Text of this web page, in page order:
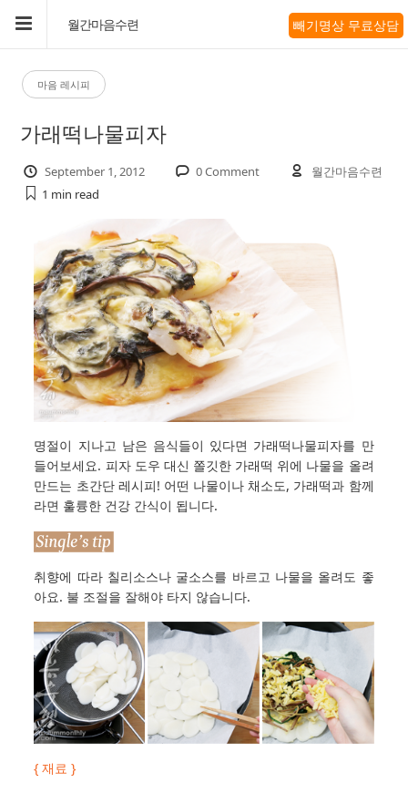
월간마음수련 빼기명상 무료상담
마음 레시피
가래떡나물피자
September 1, 2012 0 Comment
월간마음수련
1 min read
명절이 지나고 남은 음식들이 있다면 가래떡나물피자를 만
들어보세요. 피자 도우 대신 쫄깃한 가래떡 위에 나물을 올려
만드는 초간단 레시피! 어떤 나물이나 채소도, 가래떡과 함께
라면 훌륭한 건강 간식이 됩니다.
취향에 따라 칠리소스나 굴소스를 바르고 나물을 올려도 좋
아요. 불 조절을 잘해야 타지 않습니다.
{ 재료 }